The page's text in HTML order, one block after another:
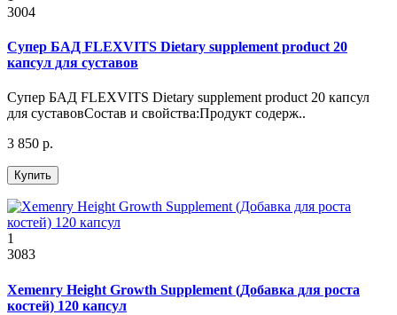
3004
Супер БАД FLEXVITS Dietary supplement product 20
капсул для суставов
Супер БАД FLEXVITS Dietary supplement product 20 капсул
для суставовСостав и свойства:Продукт содерж..
3 850 р.
Купить
1
3083
Xemenry Height Growth Supplement (Добавка для роста
костей) 120 капсул